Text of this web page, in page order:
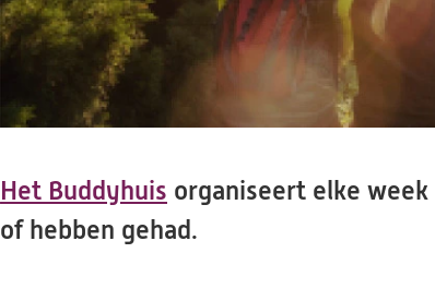
Het Buddyhuis organiseert elke
of hebben gehad.